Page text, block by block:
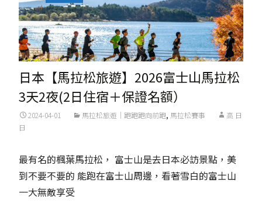
日本【馬拉松旅遊】2026富士山馬拉松
3天2夜(2日住宿＋保證名額）
2024-04-01 馬拉松旅遊｜跑跑跑向前跑, 馬拉松賽事
高 日
日
最有名的楓葉馬拉松， 富士山是去日本必訪景點，美
到不要不要的 能跑在富士山周邊，看著雪白的富士山
一大無敵享受